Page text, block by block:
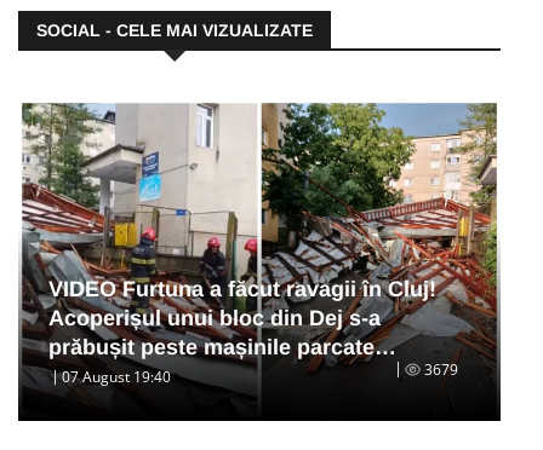
SOCIAL - CELE MAI VIZUALIZATE
VIDEO Furtuna a făcut ravagii în Cluj!
Acoperișul unui bloc din Dej s-a
prăbușit peste mașinile parcate…
07 August 19:40 3679